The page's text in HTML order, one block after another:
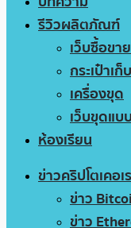
รีวิวผลิตภัณฑ์
เว็บซื้อขาย
กระเป๋าเ
เครื่องขุด
เว็บขุดแบ
ห้องเรียน
ข่าวคริปโตเคอเ
ข่าว
ข่าว